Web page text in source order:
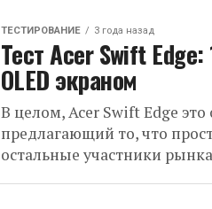
ТЕСТИРОВАНИЕ 3 года назад
Тест Acer Swift
OLED экраном
В целом, Acer Swift Edge
предлагающий то, что
остальные участники